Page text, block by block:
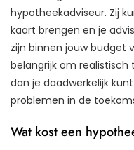
hypotheekadviseur. Zij
kaart brengen en je
zijn binnen jouw budget
belangrijk om
dan je daadwerkelijk
problemen in de
Wat kost een